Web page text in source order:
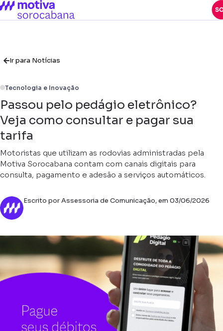
Ir para Notícias
Tecnologia e Inovação
Passou pelo pedágio eletrônico?
Veja como consultar e pagar sua
tarifa
Motoristas que utilizam as rodovias administradas pela
Motiva Sorocabana contam com canais digitais para
consulta, pagamento e adesão a serviços automáticos.
Escrito por Assessoria de Comunicação, em 03/06/2026